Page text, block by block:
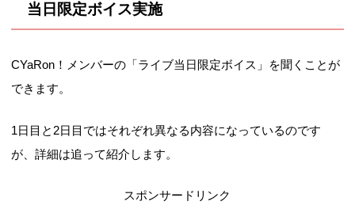
当日限定ボイス実施
CYaRon！メンバーの「ライブ当日限定ボイス」を聞くことが
できます。
1日目と2日目ではそれぞれ異なる内容になっているのです
が、詳細は追って紹介します。
スポンサードリンク